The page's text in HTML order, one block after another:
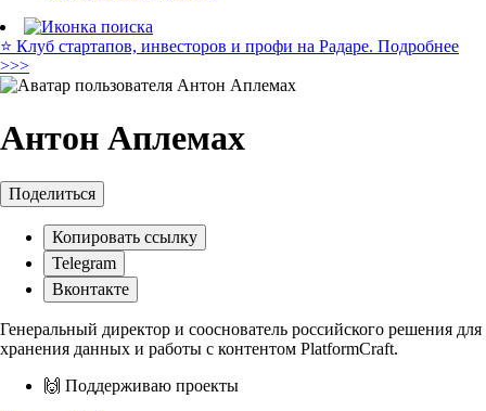
⭐️ Клуб стартапов, инвесторов и профи на Радаре. Подробнее
>>>
Антон Аплемах
Поделиться
Копировать ссылку
Telegram
Вконтакте
Генеральный директор и сооснователь российского решения для
хранения данных и работы с контентом PlatformСraft.
🙌 Поддерживаю проекты